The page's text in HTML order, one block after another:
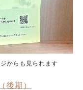
からも見られます
後期）